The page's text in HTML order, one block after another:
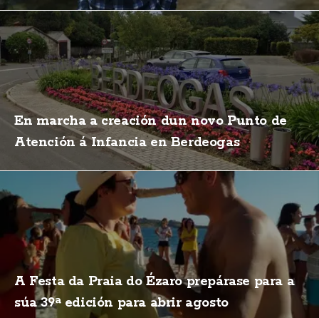
En marcha a creación dun novo Punto de
Atención á Infancia en Berdeogas
A Festa da Praia do Ézaro prepárase para a
súa 39ª edición para abrir agosto